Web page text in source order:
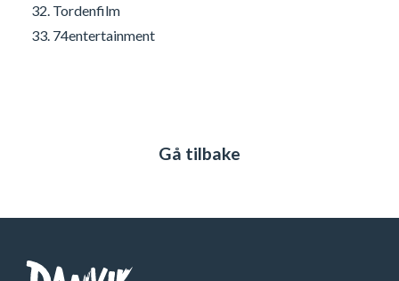
Tordenfilm
74entertainment
Gå tilbake